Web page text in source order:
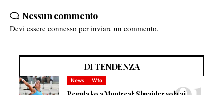
Nessun commento
Devi essere connesso per inviare un commento.
DI TENDENZA
News Wta